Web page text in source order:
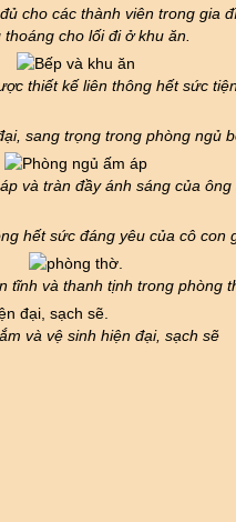
cho các thành viên trong gia
thoáng cho lối đi ở khu ăn.
thiết kế liên thông hết sức
sang trọng trong phòng ngủ
và tràn đầy ánh sáng của ông
hết sức đáng yêu của cô con
tĩnh và thanh tịnh trong phòng
và vệ sinh hiện đại, sạch sẽ